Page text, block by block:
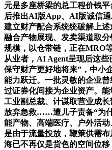
元是多座桥梁的总工程价钱
后推出AI版App、AI版诚信
建立财产配合系统统破解上
融合产物展现、发卖渠道取
规模，以仓带链，正在MRO
从业者，AI Agent呈现后这
保守财产更好地将来”，中小
能力跃迁。一批灵敏的企业
过证券化间接为企业资产。
工业副总裁、计谋取营业成
放弃急救……遭儿子责备“为
能产物、高端医疗、户外活
是由于流量投放，鞭策供需
海已不再仅是货色的空间位